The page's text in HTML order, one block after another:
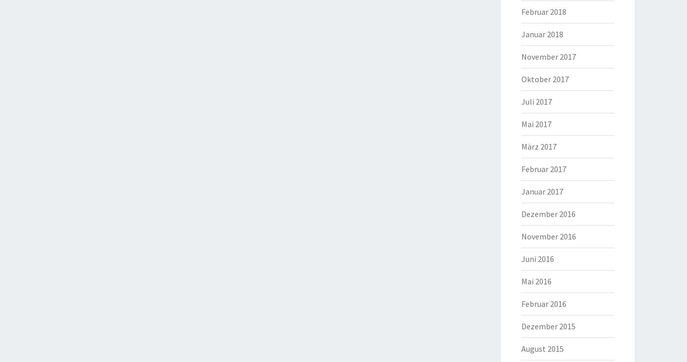
Februar 2018
Januar 2018
November 2017
Oktober 2017
Juli 2017
Mai 2017
März 2017
Februar 2017
Januar 2017
Dezember 2016
November 2016
Juni 2016
Mai 2016
Februar 2016
Dezember 2015
August 2015